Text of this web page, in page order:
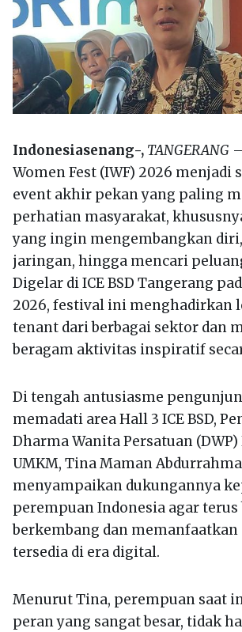
Indonesiasenang-, TANGERANG
Women Fest (IWF) 2026 menjadi
event akhir pekan yang paling
perhatian masyarakat,
yang ingin mengembangkan
jaringan, hingga mencari
Digelar di ICE BSD Tangerang
2026, festival ini menghadirkan
tenant dari berbagai sektor dan
beragam aktivitas inspiratif
Di tengah antusiasme
memadati area Hall 3 ICE BSD,
Dharma Wanita Persatuan
UMKM, Tina Maman
menyampaikan dukungannya
perempuan Indonesia agar terus
berkembang dan memanfaatkan
tersedia di era digital.
Menurut Tina, perempuan saat
peran yang sangat besar, tidak